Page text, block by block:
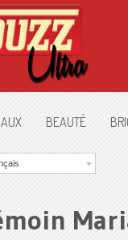
BEAUTÉ